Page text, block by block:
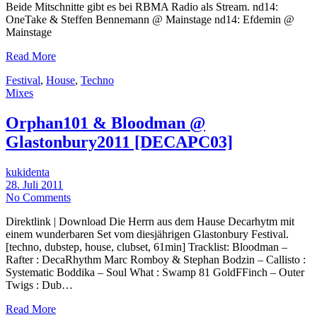
Beide Mitschnitte gibt es bei RBMA Radio als Stream. nd14:
OneTake & Steffen Bennemann @ Mainstage nd14: Efdemin @
Mainstage
Read More
Festival, House, Techno
Mixes
Orphan101 & Bloodman @
Glastonbury2011 [DECAPC03]
kukidenta
28. Juli 2011
No Comments
Direktlink | Download Die Herrn aus dem Hause Decarhytm mit
einem wunderbaren Set vom diesjährigen Glastonbury Festival.
[techno, dubstep, house, clubset, 61min] Tracklist: Bloodman –
Rafter : DecaRhythm Marc Romboy & Stephan Bodzin – Callisto :
Systematic Boddika – Soul What : Swamp 81 GoldFFinch – Outer
Twigs : Dub…
Read More